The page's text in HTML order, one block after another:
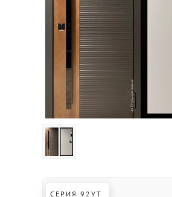
СЕРИЯ 92УТ